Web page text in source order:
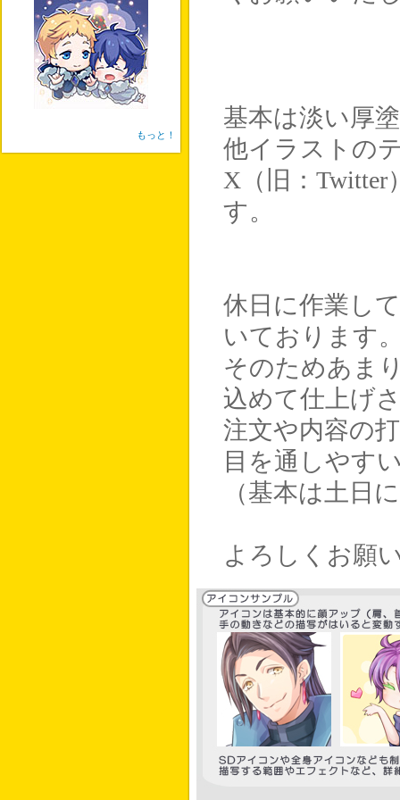
基本は淡い厚
他イラストの
X（旧：
す。
休日に作業し
いております
そのためあま
込めて仕上げ
注文や内容の
目を通しやす
（基本は土日
よろしくお願
もっと！